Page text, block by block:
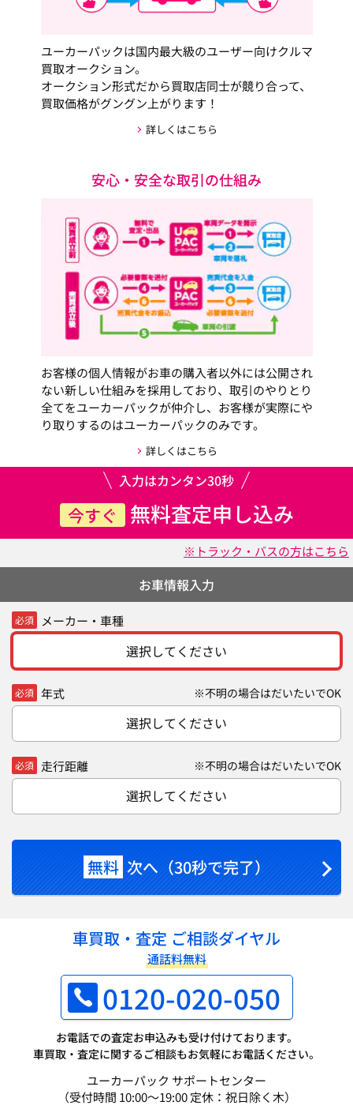
ユーカーパックは国内最大級のユーザー向けクルマ
買取オークション。
オークション形式だから買取店同士が競り合って、
買取価格がグングン上がります！
詳しくはこちら
安心・安全な取引の仕組み
お客様の個人情報がお車の購入者以外には公開され
ない新しい仕組みを採用しており、取引のやりとり
全てをユーカーパックが仲介し、お客様が実際にや
り取りするのはユーカーパックのみです。
詳しくはこちら
入力はカンタン30秒
今すぐ 無料査定申し込み
※トラック・バスの方はこちら
お車情報入力
必須 メーカー・車種
選択してください
必須 年式 ※不明の場合はだいたいでOK
選択してください
必須 走行距離 ※不明の場合はだいたいでOK
選択してください
無料 次へ（30秒で完了）
車買取・査定 ご相談ダイヤル
通話料無料
0120-020-050
お電話での査定お申込みも受け付けております。
車買取・査定に関するご相談もお気軽にお電話ください。
ユーカーパック サポートセンター
（受付時間 10:00～19:00 定休：祝日除く木）